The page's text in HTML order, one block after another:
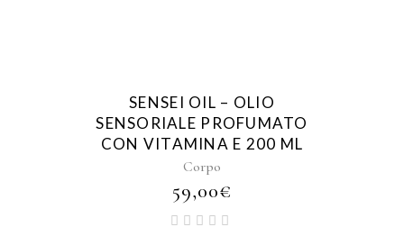
SENSEI OIL – OLIO
SENSORIALE PROFUMATO
CON VITAMINA E 200 ML
Corpo
59,00€